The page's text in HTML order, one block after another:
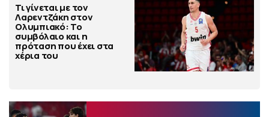
Τι γίνεται με τον
Λαρεντζάκη στον
Ολυμπιακό: Το
συμβόλαιο και η
πρόταση που έχει στα
χέρια του